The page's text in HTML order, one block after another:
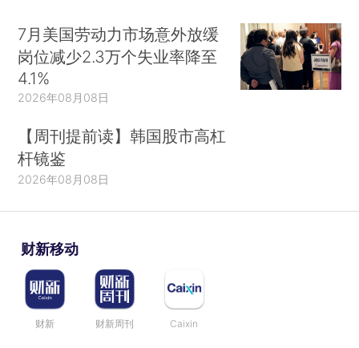
7月美国劳动力市场意外放缓
岗位减少2.3万个失业率降至
4.1%
2026年08月08日
【周刊提前读】韩国股市高杠
杆镜鉴
2026年08月08日
财新移动
财新 财新周刊 Caixin